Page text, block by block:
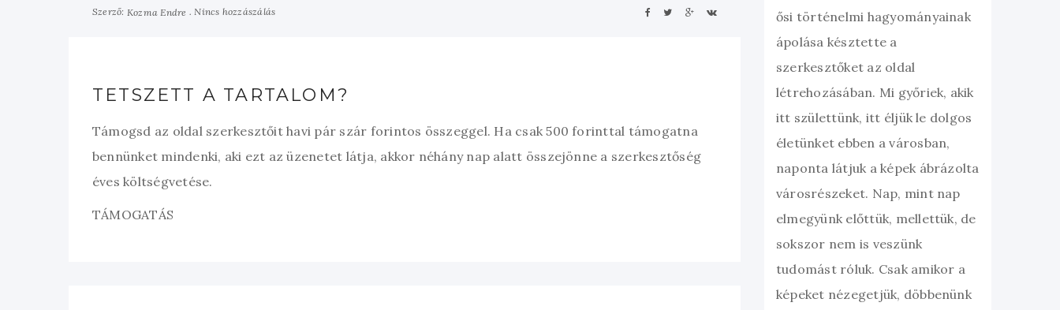
Szerző: Kozma Endre Nincs hozzászálás
TETSZETT A TARTALOM?
Támogsd az oldal szerkesztőit havi pár szár forintos összeggel. Ha csak 500 forinttal támogatna
bennünket mindenki, aki ezt az üzenetet látja, akkor néhány nap alatt összejönne a szerkesztőség
éves költségvetése.
TÁMOGATÁS
ősi történelmi hagyományainak
ápolása késztette a
szerkesztőket az oldal
létrehozásában. Mi győriek, akik
itt születtünk, itt éljük le dolgos
életünket ebben a városban,
naponta látjuk a képek ábrázolta
városrészeket. Nap, mint nap
elmegyünk előttük, mellettük, de
sokszor nem is veszünk
tudomást róluk. Csak amikor a
képeket nézegetjük, döbbenünk